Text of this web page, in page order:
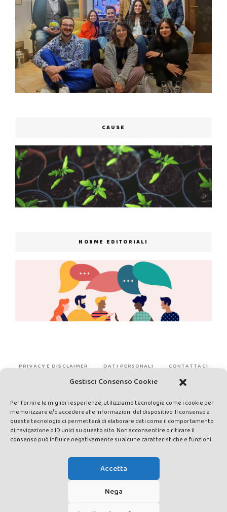
Gestisci Consenso Cookie
Per fornire le migliori esperienze, utilizziamo tecnologie come i cookie per
memorizzare e/o accedere alle informazioni del dispositivo. Il consenso a
queste tecnologie ci permetterà di elaborare dati come il comportamento
di navigazione o ID unici su questo sito. Non acconsentire o ritirare il
consenso può influire negativamente su alcune caratteristiche e funzioni.
Accetta
Nega
CAUSE
NORME EDITORIALI
PRIVACY E DISCLAIMER DATI PERSONALI CONTATTACI
rights reserved - Testata registrata presso il Tribunale di Siena con
autorizzazione n°1 del 12/04/2014 - Direttrice Responsabile: Chiara
Cacace - E-mail: direzione@lavaldichiana.it - Editore: Valdichiana
Media Srl – P.IVA e C.F. 01377300528 –